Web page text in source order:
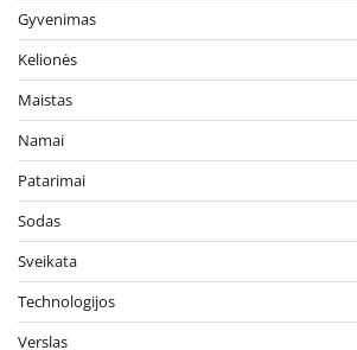
Gyvenimas
Kelionės
Maistas
Namai
Patarimai
Sodas
Sveikata
Technologijos
Verslas